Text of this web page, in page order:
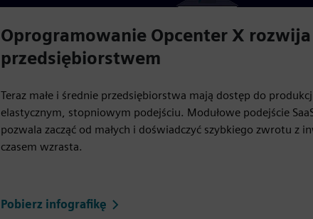
Oprogramowanie Opcenter X rozwija
przedsiębiorstwem
Teraz małe i średnie przedsiębiorstwa mają dostęp do
elastycznym, stopniowym podejściu. Modułowe podejście
pozwala zacząć od małych i doświadczyć szybkiego zwrotu z
czasem wzrasta.
Pobierz infografikę